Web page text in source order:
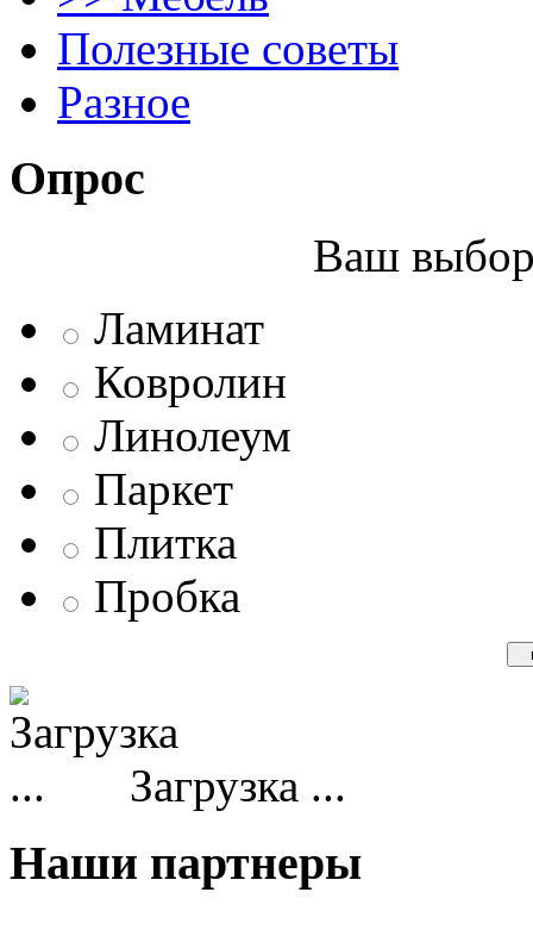
Полезные советы
Разное
Опрос
Ваш выбор
Ламинат
Ковролин
Линолеум
Паркет
Плитка
Пробка
Загрузка ...
Наши партнеры